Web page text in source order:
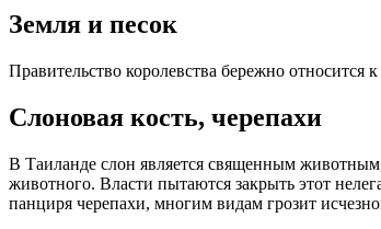
Земля и песок
Правительство королевства бережно
Слоновая кость, черепахи
В Таиланде слон является священным
животного. Власти пытаются закрыть этот
панциря черепахи, многим видам грозит